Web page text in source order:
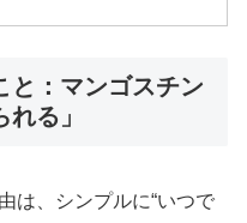
と：マンゴスチン
る」
は、シンプルに“いつで